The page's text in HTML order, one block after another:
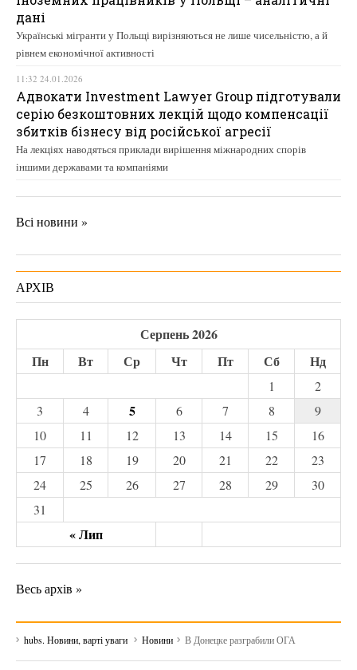
дані
Українські мігранти у Польщі вирізняються не лише чисельністю, а й
рівнем економічної активності
11:32 24.01.2026
Адвокати Investment Lawyer Group підготували
серію безкоштовних лекцій щодо компенсації
збитків бізнесу від російської агресії
На лекціях наводяться приклади вирішення міжнародних спорів
іншими державами та компаніями
Всі новини »
АРХІВ
Серпень 2026
Пн
Вт Ср Чт Пт Сб Нд
« Лип
1
2
3
4 5 6 7 8
9
10
11 12 13 14 15
16
17
18 19 20 21 22
23
24
25 26 27 28 29
30
31
Весь архів »
hubs. Новини, варті уваги Новини В Донецке разграбили ОГА